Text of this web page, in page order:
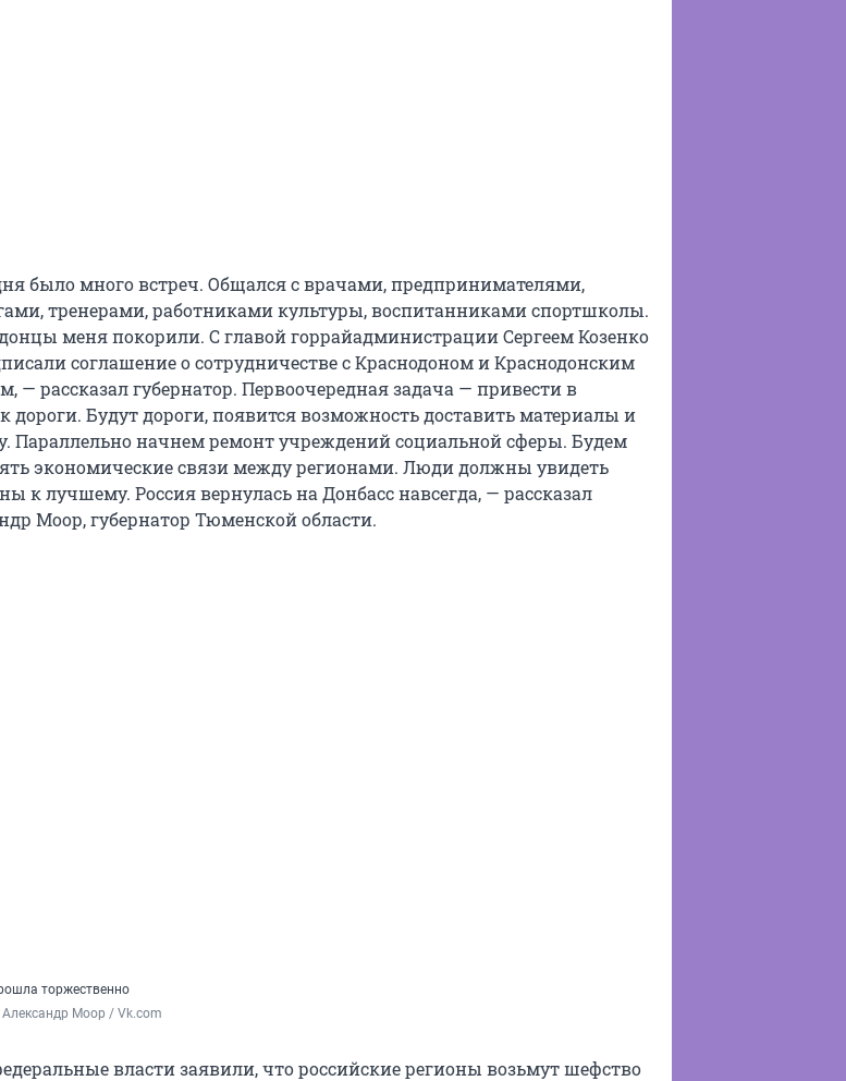
было много встреч. Общался с врачами, предпринимателями,
тренерами, работниками культуры, воспитанниками спортшколы.
меня покорили. С главой горрайадминистрации Сергеем Козенко
соглашение о сотрудничестве с Краснодоном и Краснодонским
— рассказал губернатор. Первоочередная задача — привести в
дороги. Будут дороги, появится возможность доставить материалы и
Параллельно начнем ремонт учреждений социальной сферы. Будем
экономические связи между регионами. Люди должны увидеть
к лучшему. Россия вернулась на Донбасс навсегда, — рассказал
Моор, губернатор Тюменской области.
торжественно
Александр Моор / Vk.com
власти заявили, что российские регионы возьмут шефство